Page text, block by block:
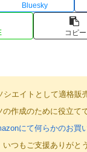
Bluesky
コピー
エイトとして適格販
作成のために役立て
にて何らかのお買
いつもご支援ありがと